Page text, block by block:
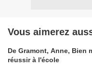
Vous aimerez
De Gramont, Anne, Bien
réussir à l'école